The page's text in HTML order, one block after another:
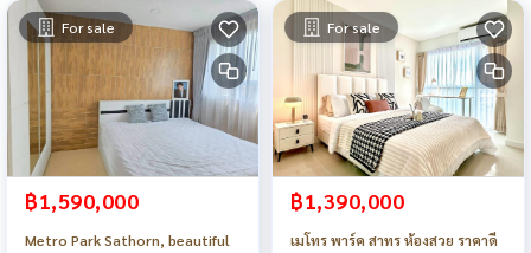
For sale
฿1,590,000
Metro Park Sathorn, beautiful
For sale
฿1,390,000
เมโทร พาร์ค สาทร ห้องสวย ราคาดี